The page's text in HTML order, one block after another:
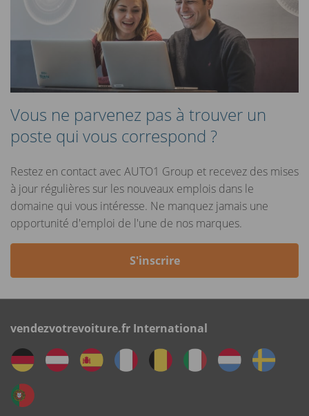
Vous ne parvenez pas à trouver un
poste qui vous correspond ?
Restez en contact avec AUTO1 Group et recevez des mises
à jour régulières sur les nouveaux emplois dans le
domaine qui vous intéresse. Ne manquez jamais une
opportunité d'emploi de l'une de nos marques.
S'inscrire
vendezvotrevoiture.fr International